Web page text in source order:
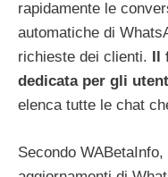
rapidamente le
automatiche di
richieste dei clienti. Il
dedicata per gli
elenca tutte le chat
Secondo